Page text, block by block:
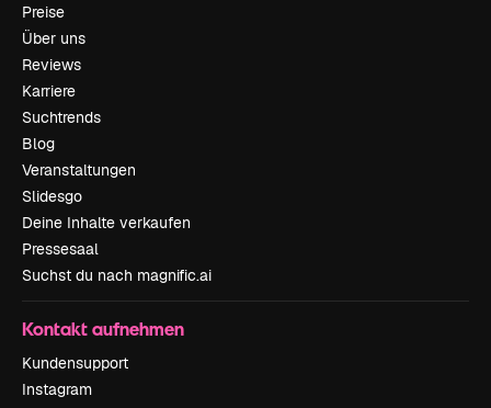
Preise
Über uns
Reviews
Karriere
Suchtrends
Blog
Veranstaltungen
Slidesgo
Deine Inhalte verkaufen
Pressesaal
Suchst du nach magnific.ai
Kontakt aufnehmen
Kundensupport
Instagram